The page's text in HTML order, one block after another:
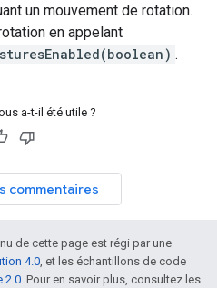
un mouvement de rotation.
en appelant
.
a-t-il été utile ?
commentaires
de cette page est régi par une
4.0, et les échantillons de code
2.0. Pour en savoir plus, consultez les